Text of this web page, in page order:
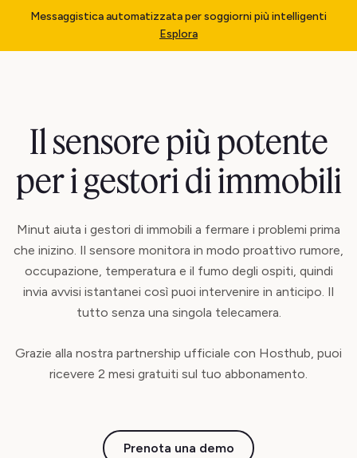
Messaggistica automatizzata per soggiorni più intelligenti
Esplora
Il sensore più potente
per i gestori di immobili
Minut aiuta i gestori di immobili a fermare i problemi prima
che inizino. Il sensore monitora in modo proattivo rumore,
occupazione, temperatura e il fumo degli ospiti, quindi
invia avvisi istantanei così puoi intervenire in anticipo. Il
tutto senza una singola telecamera.
Grazie alla nostra partnership ufficiale con Hosthub, puoi
ricevere 2 mesi gratuiti sul tuo abbonamento.
Prenota una demo